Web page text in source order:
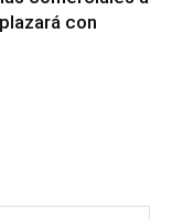
con